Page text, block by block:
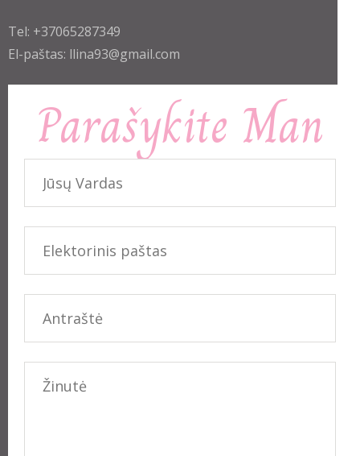
Tel: +37065287349
El-paštas: llina93@gmail.com
Parašykite Man